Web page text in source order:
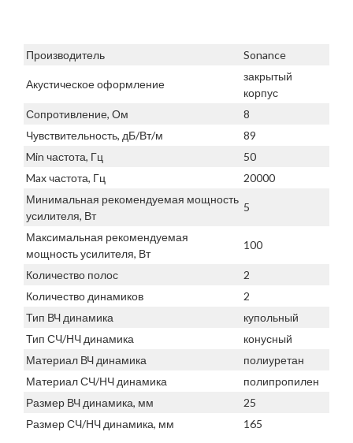
Производитель Sonance
Акустическое оформление
закрытый
корпус
Сопротивление, Ом
8
Чувствительность, дБ/Вт/м
89
Min частота, Гц
50
Max частота, Гц
20000
Минимальная рекомендуемая мощность
усилителя, Вт
5
Максимальная рекомендуемая
мощность усилителя, Вт
100
Количество полос
2
Количество динамиков
2
Тип ВЧ динамика
купольный
Тип СЧ/НЧ динамика
конусный
Материал ВЧ динамика
полиуретан
Материал СЧ/НЧ динамика
полипропилен
Размер ВЧ динамика, мм
25
Размер СЧ/НЧ динамика, мм
165